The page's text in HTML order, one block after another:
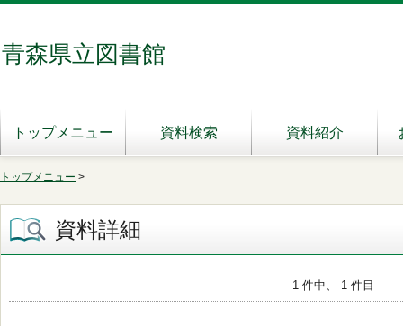
青森県立図書館
トップメニュー 資料検索 資料紹介
トップメニュー >
資料詳細
1 件中、 1 件目